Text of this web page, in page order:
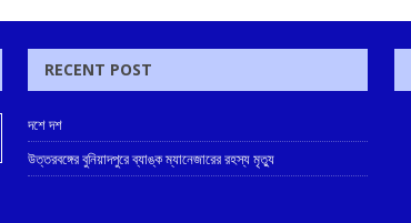
RECENT POST
দশে দশ
উত্তরবঙ্গের বুনিয়াদপুরে ব্যাঙ্ক ম্যানেজারের রহস্য মৃত্যু